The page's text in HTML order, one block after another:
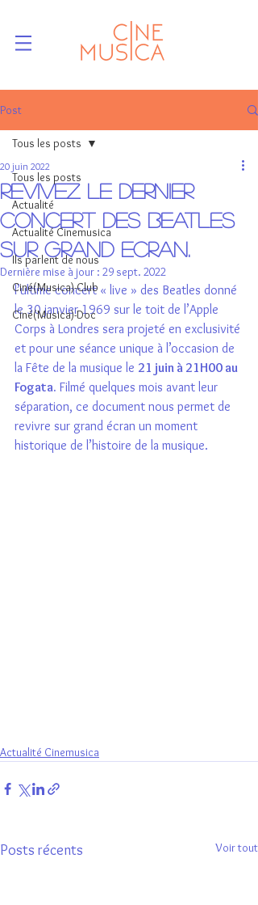
Post
Tous les posts
Actualité
Actualité Cinemusica
Ils parlent de nous
Ciné(Musica)-Club
Ciné(Musica)-Doc
Tous les posts
REVIVEZ LE DERNIER
CONCERT DES BEATLES
SUR GRAND ECRAN.
20 juin 2022
Dernière mise à jour : 29 sept. 2022
l’ultime concert « live » des Beatles donné
le 30 janvier 1969 sur le toit de l’Apple
Corps à Londres sera projeté en exclusivité
et pour une séance unique à l’occasion de
la Fête de la musique le 21 juin à 21H00 au
Fogata. Filmé quelques mois avant leur
séparation, ce document nous permet de
revivre sur grand écran un moment
historique de l’histoire de la musique.
Actualité Cinemusica
Posts récents Voir tout